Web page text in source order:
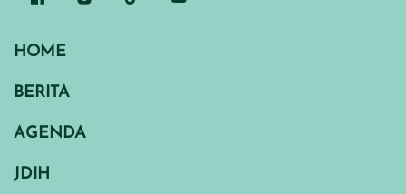
HOME
BERITA
AGENDA
JDIH